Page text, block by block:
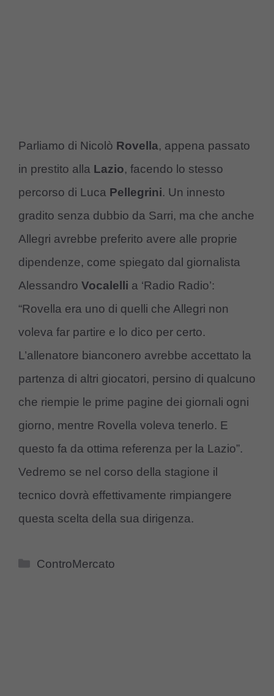
Parliamo di Nicolò Rovella, appena passato
in prestito alla Lazio, facendo lo stesso
percorso di Luca Pellegrini. Un innesto
gradito senza dubbio da Sarri, ma che anche
Allegri avrebbe preferito avere alle proprie
dipendenze, come spiegato dal giornalista
Alessandro Vocalelli a ‘Radio Radio’:
“Rovella era uno di quelli che Allegri non
voleva far partire e lo dico per certo.
L’allenatore bianconero avrebbe accettato la
partenza di altri giocatori, persino di qualcuno
che riempie le prime pagine dei giornali ogni
giorno, mentre Rovella voleva tenerlo. E
questo fa da ottima referenza per la Lazio”.
Vedremo se nel corso della stagione il
tecnico dovrà effettivamente rimpiangere
questa scelta della sua dirigenza.
Categorie
ControMercato